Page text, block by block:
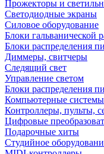
Прожекторы и
Светодиодные экраны
Силовое оборудование
Блоки гальванической
Блоки распределения
Диммеры, свитчеры
Следящий свет
Управление светом
Блоки распределения
Компьютерные
Контроллеры, пульты,
Цифровые
Подарочные хиты
Студийное